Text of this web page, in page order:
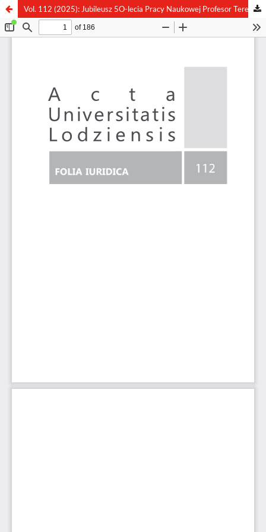
Vol. 112 (2025): Jubileusz 5O-lecia Pracy Naukowej Profesor Teresy Wyki. Z problematyki prawa ochrony pracy